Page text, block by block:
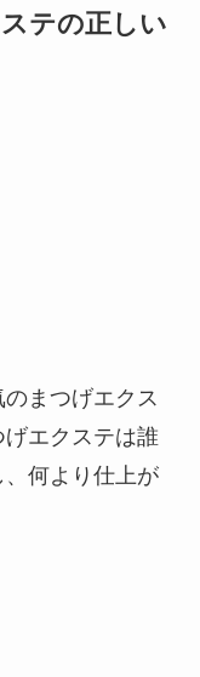
テの正しい
まつげエクス
エクステは誰
何より仕上が